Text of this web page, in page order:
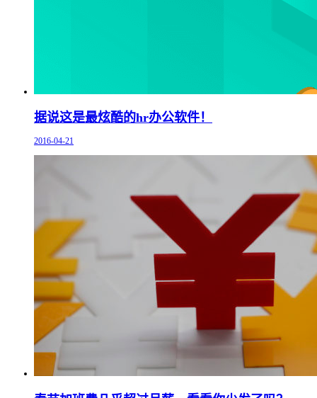
据说这是最炫酷的hr办公软件！
2016-04-21